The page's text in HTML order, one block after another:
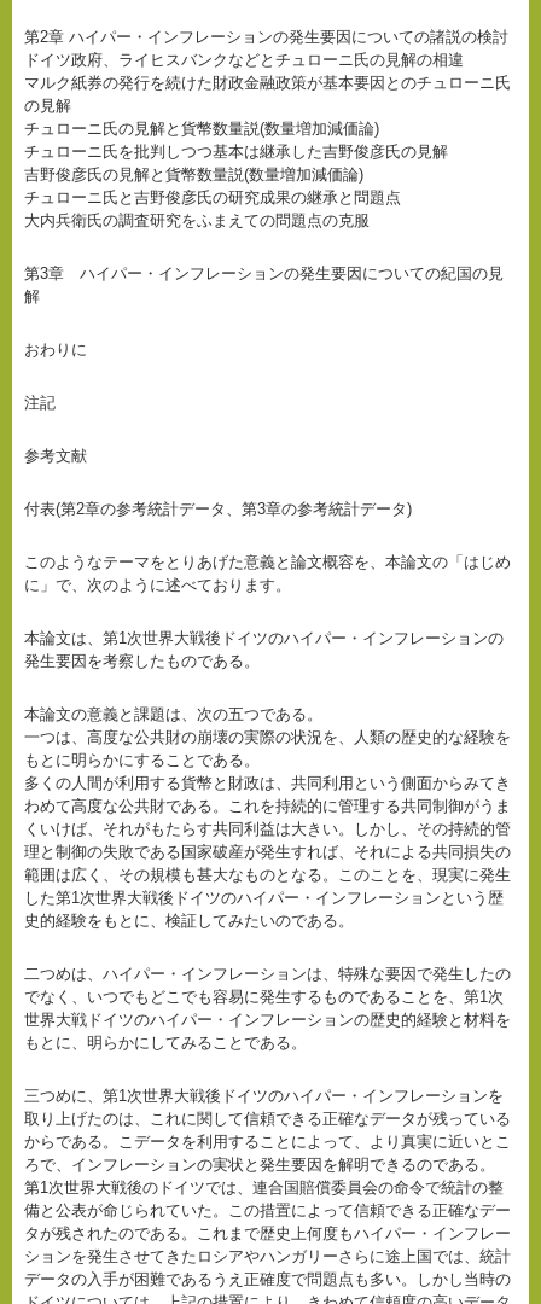
第2章 ハイパー・インフレーションの発生要因についての諸説の検討
ドイツ政府、ライヒスバンクなどとチュローニ氏の見解の相違
マルク紙券の発行を続けた財政金融政策が基本要因とのチュローニ氏
の見解
チュローニ氏の見解と貨幣数量説(数量増加減価論)
チュローニ氏を批判しつつ基本は継承した吉野俊彦氏の見解
吉野俊彦氏の見解と貨幣数量説(数量増加減価論)
チュローニ氏と吉野俊彦氏の研究成果の継承と問題点
大内兵衛氏の調査研究をふまえての問題点の克服
第3章 ハイパー・インフレーションの発生要因についての紀国の見
解
おわりに
注記
参考文献
付表(第2章の参考統計データ、第3章の参考統計データ)
このようなテーマをとりあげた意義と論文概容を、本論文の「はじめ
に」で、次のように述べております。
本論文は、第1次世界大戦後ドイツのハイパー・インフレーションの
発生要因を考察したものである。
本論文の意義と課題は、次の五つである。
一つは、高度な公共財の崩壊の実際の状況を、人類の歴史的な経験を
もとに明らかにすることである。
多くの人間が利用する貨幣と財政は、共同利用という側面からみてき
わめて高度な公共財である。これを持続的に管理する共同制御がうま
くいけば、それがもたらす共同利益は大きい。しかし、その持続的管
理と制御の失敗である国家破産が発生すれば、それによる共同損失の
範囲は広く、その規模も甚大なものとなる。このことを、現実に発生
した第1次世界大戦後ドイツのハイパー・インフレーションという歴
史的経験をもとに、検証してみたいのである。
二つめは、ハイパー・インフレーションは、特殊な要因で発生したの
でなく、いつでもどこでも容易に発生するものであることを、第1次
世界大戦ドイツのハイパー・インフレーションの歴史的経験と材料を
もとに、明らかにしてみることである。
三つめに、第1次世界大戦後ドイツのハイパー・インフレーションを
取り上げたのは、これに関して信頼できる正確なデータが残っている
からである。こデータを利用することによって、より真実に近いとこ
ろで、インフレーションの実状と発生要因を解明できるのである。
第1次世界大戦後のドイツでは、連合国賠償委員会の命令で統計の整
備と公表が命じられていた。この措置によって信頼できる正確なデー
タが残されたのである。これまで歴史上何度もハイパー・インフレー
ションを発生させてきたロシアやハンガリーさらに途上国では、統計
データの入手が困難であるうえ正確度で問題点も多い。しかし当時の